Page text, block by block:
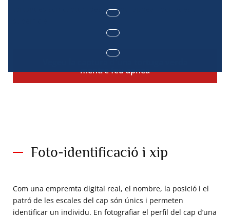
tortugues són capturades durant l’apnea i portades a la
mentre feu apnea
Foto-identificació i xip
Com una empremta digital real, el nombre, la posició i el
patró de les escales del cap són únics i permeten
identificar un individu. En fotografiar el perfil del cap d’una